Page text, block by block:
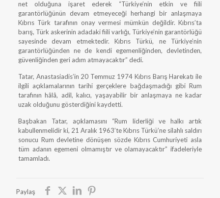
net olduğuna işaret ederek “Türkiye’nin etkin ve fiili
garantörlüğünün devam etmeyeceği herhangi bir anlaşmaya
Kıbrıs Türk tarafının onay vermesi mümkün değildir. Kıbrıs’ta
barış, Türk askerinin adadaki fiili varlığı, Türkiye’nin garantörlüğü
sayesinde devam etmektedir. Kıbrıs Türkü, ne Türkiye’nin
garantörlüğünden ne de kendi egemenliğinden, devletinden,
güvenliğinden geri adım atmayacaktır” dedi.
Tatar, Anastasiadis’in 20 Temmuz 1974 Kıbrıs Barış Harekatı ile
ilgili açıklamalarının tarihi gerçeklere bağdaşmadığı gibi Rum
tarafının hâlâ, adil, kalıcı, yaşayabilir bir anlaşmaya ne kadar
uzak olduğunu gösterdiğini kaydetti.
Başbakan Tatar, açıklamasını “Rum liderliği ve halkı artık
kabullenmelidir ki, 21 Aralık 1963’te Kıbrıs Türkü’ne silahlı saldırı
sonucu Rum devletine dönüşen sözde Kıbrıs Cumhuriyeti asla
tüm adanın egemeni olmamıştır ve olamayacaktır” ifadeleriyle
tamamladı.
Paylaş